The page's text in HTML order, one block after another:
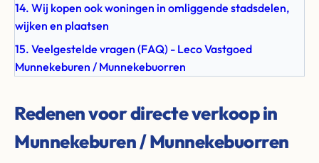
14. Wij kopen ook woningen in omliggende stadsdelen,
wijken en plaatsen
15. Veelgestelde vragen (FAQ) - Leco Vastgoed
Munnekeburen / Munnekebuorren
Redenen voor directe verkoop in
Munnekeburen / Munnekebuorren